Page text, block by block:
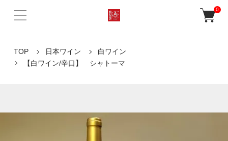
0
TOP 日本ワイン
白ワイン
【白ワイン/辛口】 シャトーマ